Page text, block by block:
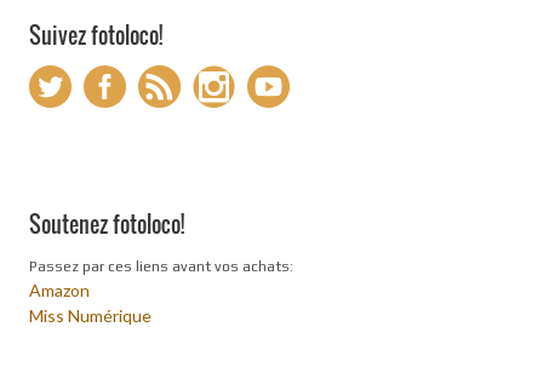
Suivez fotoloco!
Soutenez fotoloco!
Passez par ces liens avant vos achats:
Amazon
Miss Numérique